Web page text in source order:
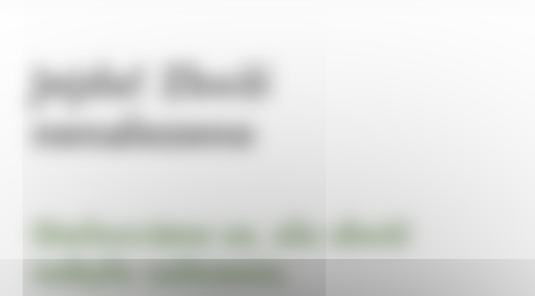
Jejda! Zboží
nenalezeno
Omlouváme se, ale zboží
nebylo nalezeno.